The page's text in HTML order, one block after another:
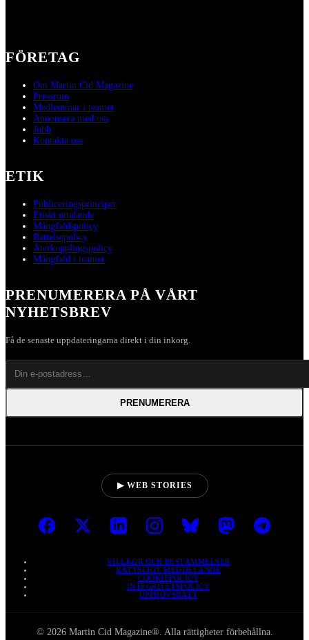
FÖRETAG
Om Martin Cid Magazine
Pressrum
Medlemmar i teamet
Annonsera med oss
Jobb
Kontakta oss
ETIK
Publiceringsprinciper
Etiskt uttalande
Mångfaldspolicy
Rättelsepolicy
Återkopplingspolicy
Mångfald i teamet
PRENUMERERA PÅ VÅRT
NYHETSBREV
Få de senaste uppdateringarna direkt i din inkorg.
PRENUMERERA
▶ WEB STORIES
VILLKOR OCH BESTÄMMELSER
RÄTTSLIGT MEDDELANDE
COOKIEPOLICY
INTEGRITETSPOLICY
UPPHOVSRÄTT
© 2026 Martin Cid Magazine®. Alla rättigheter förbehållna.